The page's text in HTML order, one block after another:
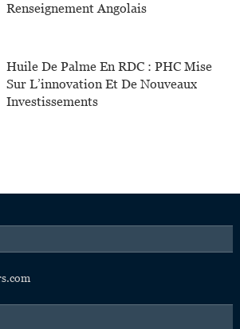
Renseignement Angolais
Huile De Palme En RDC : PHC Mise
Sur L’innovation Et De Nouveaux
Investissements